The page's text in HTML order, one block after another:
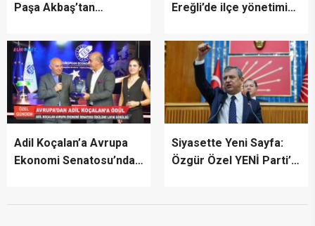
Paşa Akbaş’tan
Ereğli’de ilçe yönetimini
Adil Koçalan’a Avrupa
Ekonomi Senatosu’ndan
Siyasette Yeni Sayfa:
Özgür Özel YENİ Parti’yi